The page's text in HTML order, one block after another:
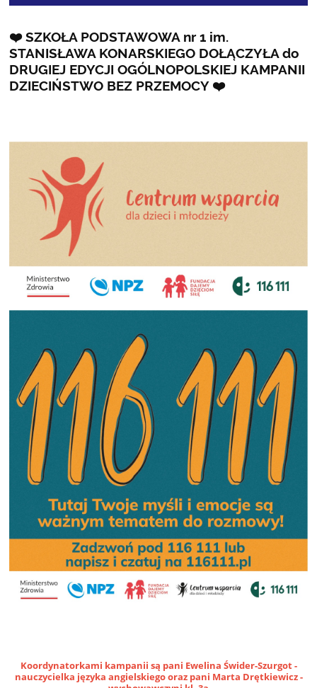
❤️ SZKOŁA PODSTAWOWA nr 1 im.
STANISŁAWA KONARSKIEGO DOŁĄCZYŁA do
DRUGIEJ EDYCJI OGÓLNOPOLSKIEJ KAMPANII
DZIECIŃSTWO BEZ PRZEMOCY ❤️
Koordynatorkami kampanii są pani Ewelina Świder-Szurgot -
nauczycielka języka angielskiego oraz pani Marta Drętkiewicz -